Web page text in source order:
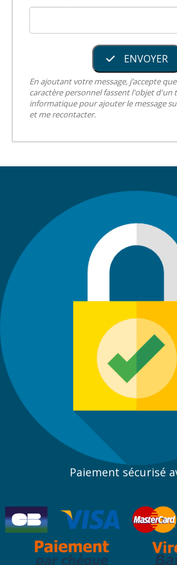
ENVOYER
En ajoutant votre message, j’accepte
caractère personnel fassent l'objet d'un
informatique pour ajouter le message
et me recontacter.
Paiement sécurisé